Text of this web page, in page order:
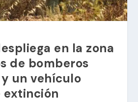
en la zona
de bomberos
un vehículo
extinción